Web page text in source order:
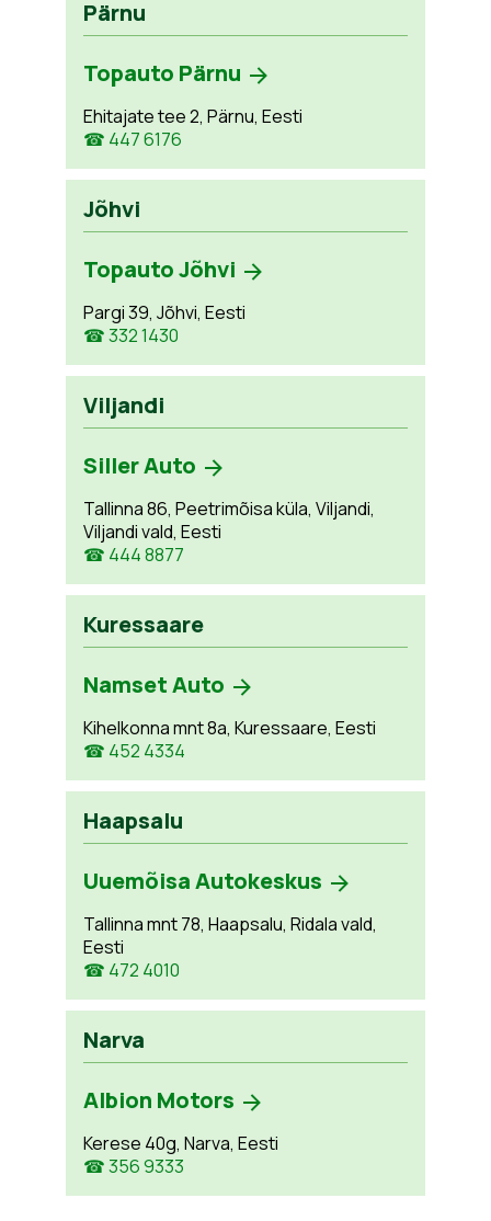
Pärnu
Topauto Pärnu
Ehitajate tee 2, Pärnu, Eesti
☎ 447 6176
Jõhvi
Topauto Jõhvi
Pargi 39, Jõhvi, Eesti
☎ 332 1430
Viljandi
Siller Auto
Tallinna 86, Peetrimõisa küla, Viljandi,
Viljandi vald, Eesti
☎ 444 8877
Kuressaare
Namset Auto
Kihelkonna mnt 8a, Kuressaare, Eesti
☎ 452 4334
Haapsalu
Uuemõisa Autokeskus
Tallinna mnt 78, Haapsalu, Ridala vald,
Eesti
☎ 472 4010
Narva
Albion Motors
Kerese 40g, Narva, Eesti
☎ 356 9333